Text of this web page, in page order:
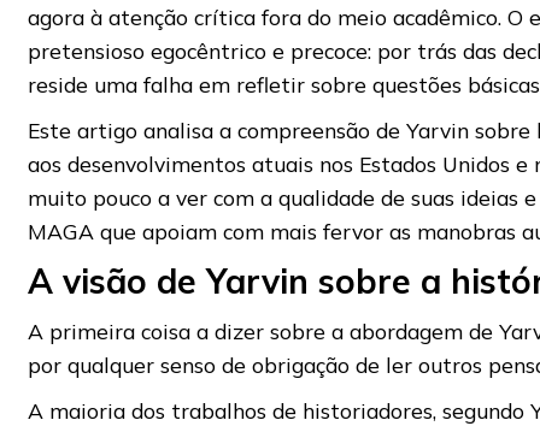
agora à atenção crítica fora do meio acadêmico.
pretensioso egocêntrico e precoce: por trás das
reside uma falha em refletir sobre questões
Este artigo analisa a compreensão de Yarvin
aos desenvolvimentos atuais nos Estados Unidos
muito pouco a ver com a qualidade de suas ideias
MAGA que apoiam com mais fervor as manobras
A visão de Yarvin sobre a
A primeira coisa a dizer sobre a abordagem de
por qualquer senso de obrigação de ler outros
A maioria dos trabalhos de historiadores, segundo